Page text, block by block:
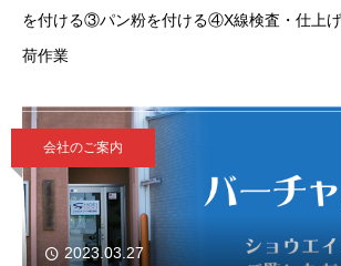
を付ける③パン粉を付ける④X線検査・仕上
荷作業
会社のご案内
2023.03.27